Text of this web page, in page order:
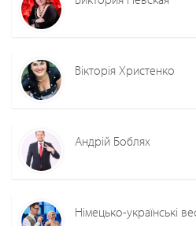
Вікторія Христенко
Андрій Боблях
Німецько-українські